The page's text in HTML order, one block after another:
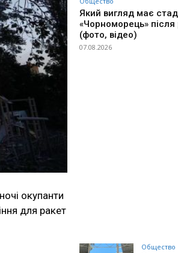
окупанти
для ракет
Який вигляд має
«Чорноморець» після
(фото, відео)
07.08.2026
Общество